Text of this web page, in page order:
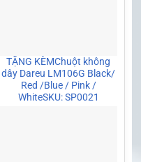
TẶNG KÈMChuột không
dây Dareu LM106G Black/
Red /Blue / Pink /
WhiteSKU: SP0021